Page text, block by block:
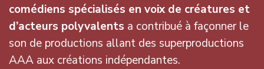
comédiens spécialisés en voix de créatures et
d’acteurs polyvalents a contribué à façonner le
son de productions allant des superproductions
AAA aux créations indépendantes.